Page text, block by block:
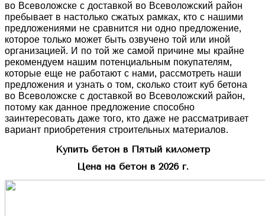
во Всеволожске с доставкой во Всеволожский район
пребывает в настолько сжатых рамках, кто с нашими
предложениями не сравнится ни одно предложение,
которое только может быть озвучено той или иной
организацией. И по той же самой причине мы крайне
рекомендуем нашим потенциальным покупателям,
которые еще не работают с нами, рассмотреть наши
предложения и узнать о том, сколько стоит куб бетона
во Всеволожске с доставкой во Всеволожский район,
потому как данное предложение способно
заинтересовать даже того, кто даже не рассматривает
вариант приобретения строительных материалов.
Купить бетон в Пятый километр
Цена на бетон в 2026 г.